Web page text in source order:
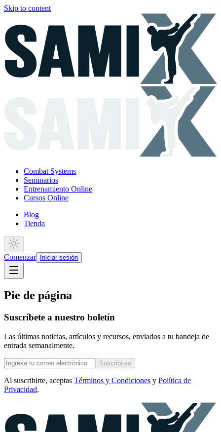
Skip to content
Combat Systems
Seminarios
Entrenamiento Online
Cursos Online
Blog
Tienda
Comenzar Iniciar sesión
Pie de página
Suscríbete a nuestro boletín
Las últimas noticias, artículos y recursos, enviados a tu bandeja de
entrada semanalmente.
Suscribirse
Al suscribirte, aceptas Términos y Condiciones y Política de
Privacidad.